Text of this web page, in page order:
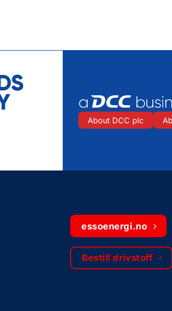
About DCC plc
essoenergi.no
Bestill drivstoff